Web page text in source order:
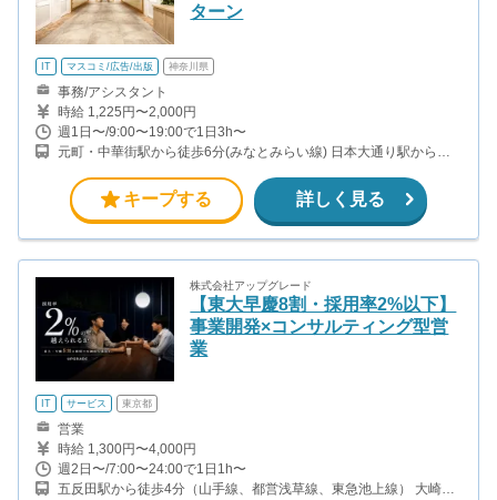
ターン
IT マスコミ/広告/出版 神奈川県
事務/アシスタント
時給 1,225円〜2,000円
週1日〜/9:00〜19:00で1日3h〜
元町・中華街駅から徒歩6分(みなとみらい線) 日本大通り駅から徒
キープする 詳しく見る
株式会社アップグレード
【東大早慶8割・採用率2%以下】
事業開発×コンサルティング型営
業
IT サービス 東京都
営業
時給 1,300円〜4,000円
週2日〜/7:00〜24:00で1日1h〜
五反田駅から徒歩4分（山手線、都営浅草線、東急池上線） 大崎駅